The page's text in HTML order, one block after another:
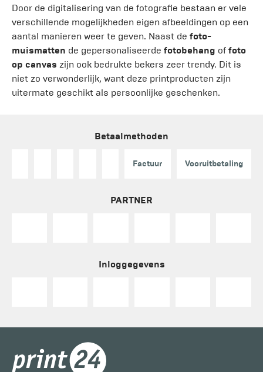
Door de digitalisering van de fotografie bestaan er vele
verschillende mogelijkheden eigen afbeeldingen op een
aantal manieren weer te geven. Naast de foto-
muismatten de gepersonaliseerde fotobehang of foto
op canvas zijn ook bedrukte bekers zeer trendy. Dit is
niet zo verwonderlijk, want deze printproducten zijn
uitermate geschikt als persoonlijke geschenken.
Betaalmethoden
Factuur Vooruitbetaling
PARTNER
Inloggegevens